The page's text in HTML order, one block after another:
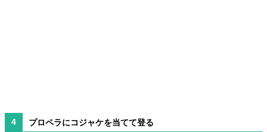
プロペラにコジャケを当てて登る